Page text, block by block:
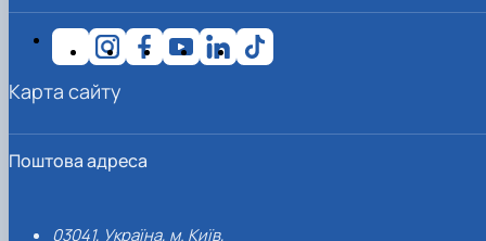
Поштова адреса
03041, Україна, м. Київ,
Карта сайту